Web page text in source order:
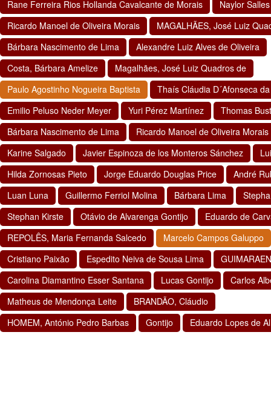
Rane Ferreira Rios Hollanda Cavalcante de Morais
Naylor
Ricardo Manoel de Oliveira Morais
MAGALHÃES, José Luiz
Bárbara Nascimento de Lima
Alexandre Luiz Alves de Oliveira
Costa, Bárbara Amelize
Magalhães, José Luiz Quadros de
Paulo Agostinho Nogueira Baptista
Thaís Cláudia D´Afonseca
Emilio Peluso Neder Meyer
Yuri Pérez Martínez
Thomas
Bárbara Nascimento de Lima
Ricardo Manoel de Oliveira Morais
Karine Salgado
Javier Espinoza de los Monteros Sánchez
Hilda Zornosas Pieto
Jorge Eduardo Douglas Price
André
Luan Luna
Guillermo Ferriol Molina Bárbara Lima
Stephan Kirste
Otávio de Alvarenga Gontijo
Eduardo de
REPOLÊS, Maria Fernanda Salcedo
Marcelo Campos Galuppo
Cristiano Paixão
Espedito Neiva de Sousa Lima
Carolina Diamantino Esser Santana
Lucas Gontijo
Carlos
Matheus de Mendonça Leite
BRANDÃO, Cláudio
HOMEM, António Pedro Barbas
Gontijo Eduardo Lopes de